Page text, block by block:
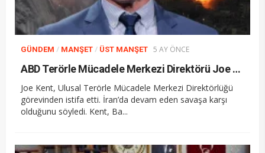
GÜNDEM / MANŞET / ÜST MANŞET 5 AY ÖNCE
ABD Terörle Mücadele Merkezi Direktörü Joe Kent İran savaşı nedeniyle istifa etti.
Joe Kent, Ulusal Terörle Mücadele Merkezi Direktörlüğü
görevinden istifa etti. İran’da devam eden savaşa karşı
olduğunu söyledi. Kent, Ba...